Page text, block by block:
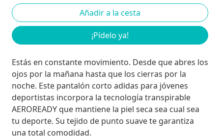
¡Pídelo ya!
Estás en constante movimiento. Desde que abres los
ojos por la mañana hasta que los cierras por la
noche. Este pantalón corto adidas para jóvenes
deportistas incorpora la tecnología transpirable
AEROREADY que mantiene la piel seca sea cual sea
tu deporte. Su tejido de punto suave te garantiza
una total comodidad.